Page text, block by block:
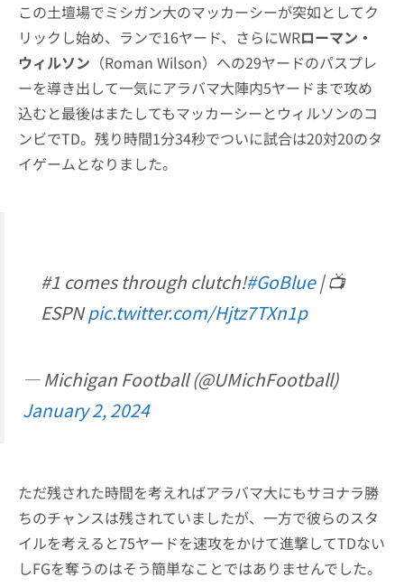
この土壇場でミシガン大のマッカーシーが突如としてク
リックし始め、ランで16ヤード、さらにWRローマン・
ウィルソン （Roman Wilson）への29ヤードのパスプレ
ーを導き出して一気にアラバマ大陣内5ヤードまで攻め
込むと最後はまたしてもマッカーシーとウィルソンのコ
ンビでTD。残り時間1分34秒でついに試合は20対20のタ
イゲームとなりました。
#1 comes through clutch!#GoBlue| 📺
ESPNpic.twitter.com/Hjtz7TXn1p
— Michigan Football (@UMichFootball)
January 2, 2024
ただ残された時間を考えればアラバマ大にもサヨナラ勝
ちのチャンスは残されていましたが、一方で彼らのスタ
イルを考えると75ヤードを速攻をかけて進撃してTDない
しFGを奪うのはそう簡単なことではありませんでした。